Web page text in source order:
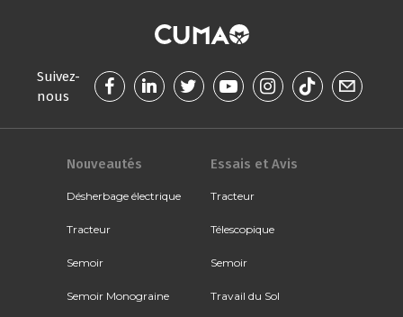
Suivez-
nous
Nouveautés
Désherbage électrique
Tracteur
Semoir
Semoir Monograine
Essais et Avis
Tracteur
Télescopique
Semoir
Travail du Sol